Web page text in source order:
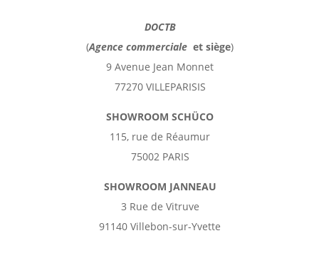
DOCTB
(Agence commerciale et siège)
9 Avenue Jean Monnet
77270 VILLEPARISIS
SHOWROOM SCHÜCO
115, rue de Réaumur
75002 PARIS
SHOWROOM JANNEAU
3 Rue de Vitruve
91140 Villebon-sur-Yvette